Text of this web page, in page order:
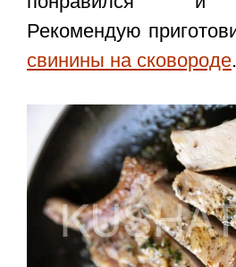
Рекомендую
свинины на сковороде.